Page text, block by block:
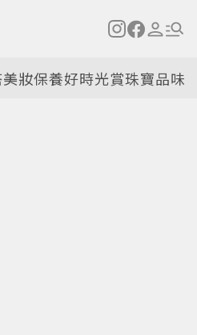
美妝保養好時光賞珠寶品味